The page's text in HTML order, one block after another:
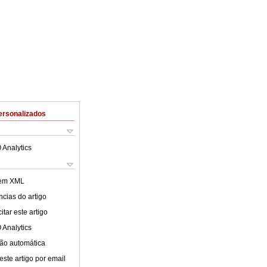
Analytics
XML
do artigo
este artigo
Analytics
automática
artigo por email